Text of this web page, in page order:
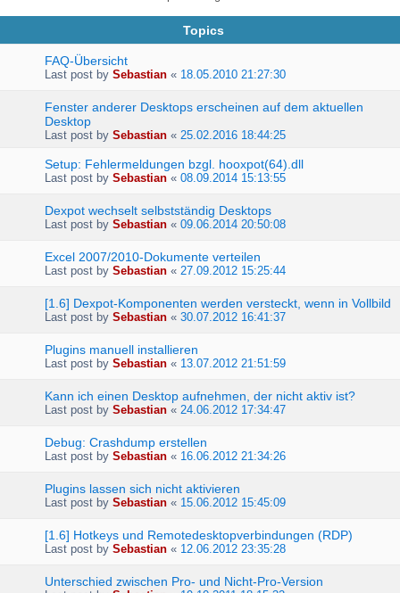
Topics
FAQ-Übersicht
Last post by Sebastian « 18.05.2010 21:27:30
Fenster anderer Desktops erscheinen auf dem aktuellen
Desktop
Last post by Sebastian « 25.02.2016 18:44:25
Setup: Fehlermeldungen bzgl. hooxpot(64).dll
Last post by Sebastian « 08.09.2014 15:13:55
Dexpot wechselt selbstständig Desktops
Last post by Sebastian « 09.06.2014 20:50:08
Excel 2007/2010-Dokumente verteilen
Last post by Sebastian « 27.09.2012 15:25:44
[1.6] Dexpot-Komponenten werden versteckt, wenn in Vollbild
Last post by Sebastian « 30.07.2012 16:41:37
Plugins manuell installieren
Last post by Sebastian « 13.07.2012 21:51:59
Kann ich einen Desktop aufnehmen, der nicht aktiv ist?
Last post by Sebastian « 24.06.2012 17:34:47
Debug: Crashdump erstellen
Last post by Sebastian « 16.06.2012 21:34:26
Plugins lassen sich nicht aktivieren
Last post by Sebastian « 15.06.2012 15:45:09
[1.6] Hotkeys und Remotedesktopverbindungen (RDP)
Last post by Sebastian « 12.06.2012 23:35:28
Unterschied zwischen Pro- und Nicht-Pro-Version